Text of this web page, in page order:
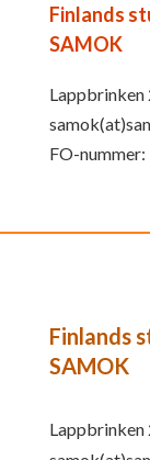
Finlands
SAMOK
Lappbrinken
FO-
Finlands
SAMOK
Lappbrinken